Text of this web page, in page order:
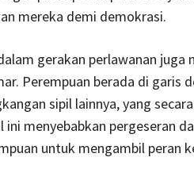
mereka demi demokrasi.
gerakan perlawanan juga
Perempuan berada di garis
sipil lainnya, yang
menyebabkan pergeseran
untuk mengambil peran